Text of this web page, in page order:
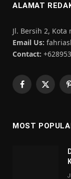
ALAMAT
Jl. Bersih 2, Kota
Email Us:
Contact:
Facebook
X
MOST